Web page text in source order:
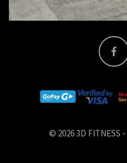
© 2026 3D FITNESS -